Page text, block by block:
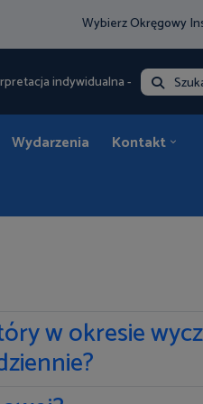
Wybierz Okręgowy
indywidualna - opłata
Wydarzenia Kontakt
w okresie